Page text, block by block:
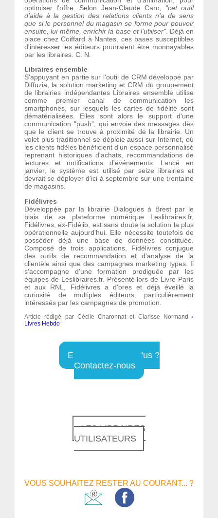
optimiser l'offre. Selon Jean-Claude Caro, "cet outil
d'aide à la gestion des relations clients n'a de sens
que si le personnel du magasin se forme pour pouvoir
ensuite, lui-même, enrichir la base et l'utiliser". Déjà en
place chez Coiffard à Nantes, ces bases susceptibles
d'intéresser les éditeurs pourraient être monnayables
par les libraires. C. N.
Libraires ensemble
S'appuyant en partie sur l'outil de CRM développé par
Diffuzia, la solution marketing et CRM du groupement
de librairies indépendantes Libraires ensemble utilise
comme premier canal de communication les
smartphones, sur lesquels les cartes de fidélité sont
dématérialisées. Elles sont alors le support d'une
communication "push", qui envoie des messages dès
que le client se trouve à proximité de la librairie. Un
volet plus traditionnel se déploie aussi sur Internet, où
les clients fidèles bénéficient d'un espace personnalisé
reprenant historiques d'achats, recommandations de
lectures et notifications d'événements. Lancé en
janvier, le système est utilisé par seize librairies et
devrait se déployer d'ici à septembre sur une trentaine
de magasins.
Fidélivres
Développée par la librairie Dialogues à Brest par le
biais de sa plateforme numérique Leslibraires.fr,
Fidélivres, ex-Fidélib, est sans doute la solution la plus
opérationnelle aujourd'hui. Elle nécessite toutefois de
posséder déjà une base de données constituée.
Composé de trois applications, Fidélivres conjugue
des outils de recommandation et d'analyse de la
clientèle ainsi que des campagnes marketing types. Il
s'accompagne d'une formation prodiguée par les
équipes de Leslibraires.fr. Présenté lors de Livre Paris
et aux RNL, Fidélivres a d'ores et déjà éveillé la
curiosité de multiples éditeurs, particulièrement
intéressés par les campagnes de promotion.
Article rédigé par Cécile Charonnat et Clarisse Normand
›
Livres Hebdo
Envie d'en savoir plus ?
Contactez-nous
LES LIBRAIRES
UTILISATEURS
VOUS SOUHAITEZ RESTER AU COURANT... ?